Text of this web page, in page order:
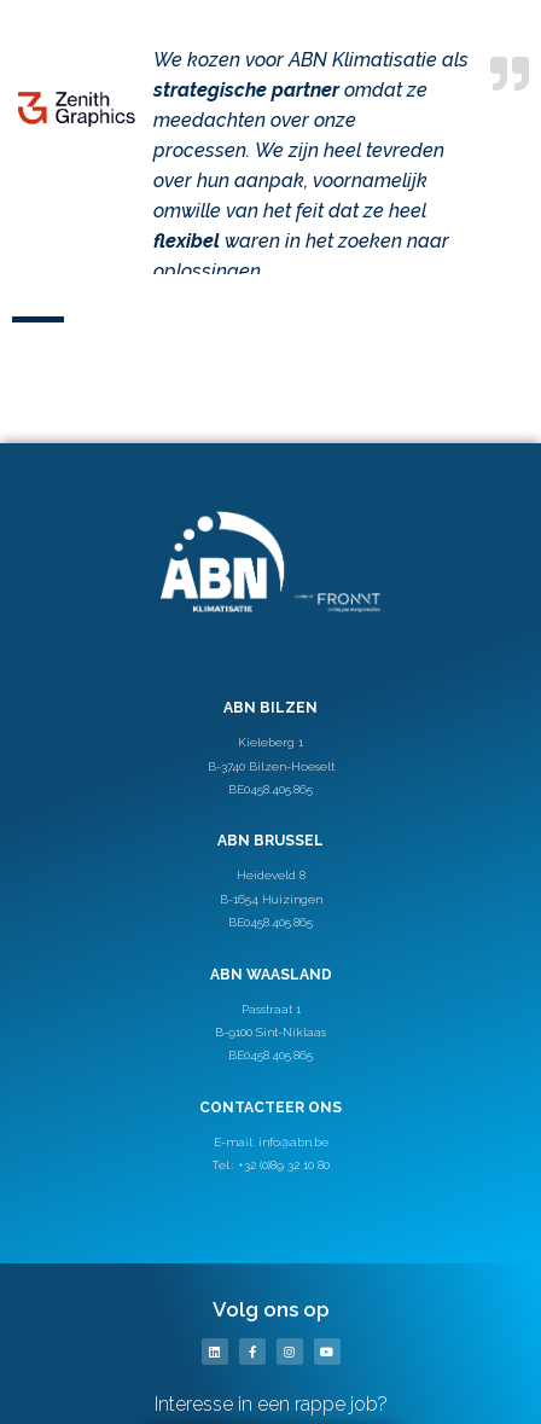
We kozen voor ABN Klimatisatie als
strategische partneromdat ze
meedachten over onze
processen. We zijn heel tevreden
over hun aanpak, voornamelijk
omwille van het feit dat ze heel
flexibel waren in het zoeken naar
oplossingen.
ABN BILZEN
Kieleberg 1
B-3740 Bilzen-Hoeselt
BE0458.405.865
ABN BRUSSEL
Heideveld 8
B-1654 Huizingen
BE0458.405.865
ABN WAASLAND
Passtraat 1
B-9100 Sint-Niklaas
BE0458.405.865
CONTACTEER ONS
E-mail: info@abn.be
Tel.: +32 (0)89 32 10 80
Volg ons op
Interesse in een rappe job?